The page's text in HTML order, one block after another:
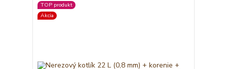
TOP produkt
Akcia